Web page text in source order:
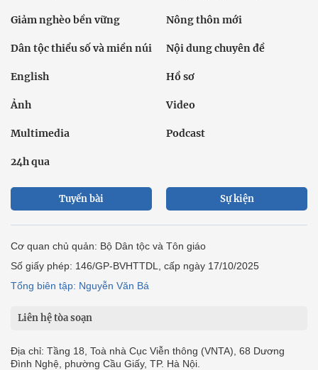
Giảm nghèo bền vững Nông thôn mới
Dân tộc thiểu số và miền núi Nội dung chuyên đề
English Hồ sơ
Ảnh Video
Multimedia Podcast
24h qua
Tuyến bài Sự kiện
Cơ quan chủ quản: Bộ Dân tộc và Tôn giáo
Số giấy phép: 146/GP-BVHTTDL, cấp ngày 17/10/2025
Tổng biên tập: Nguyễn Văn Bá
Liên hệ tòa soạn
Địa chỉ: Tầng 18, Toà nhà Cục Viễn thông (VNTA), 68 Dương
Đình Nghệ, phường Cầu Giấy, TP. Hà Nội.